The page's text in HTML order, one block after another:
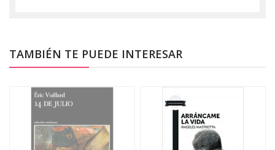
TAMBIÉN TE PUEDE INTERESAR